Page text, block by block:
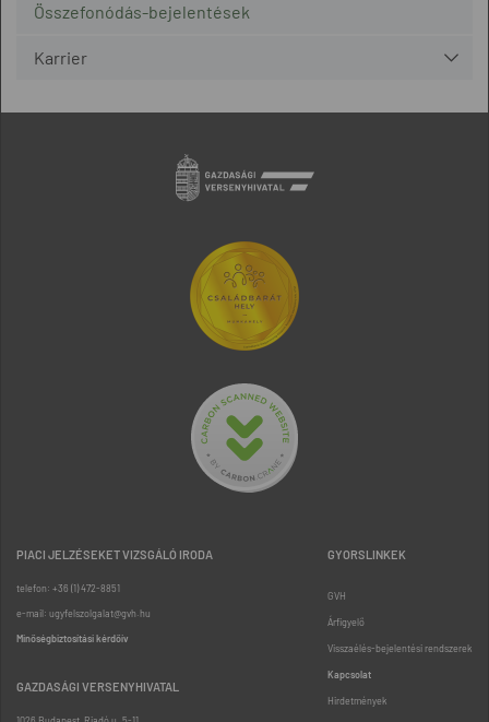
Összefonódás-bejelentések
Karrier
PIACI JELZÉSEKET VIZSGÁLÓ IRODA
telefon: +36 (1) 472-8851
e-mail: ugyfelszolgalat@gvh.hu
Minőségbiztosítási kérdőív
GAZDASÁGI VERSENYHIVATAL
GYORSLINKEK
GVH
Árfigyelő
Visszaélés-bejelentési rendszerek
Kapcsolat
Hirdetmények